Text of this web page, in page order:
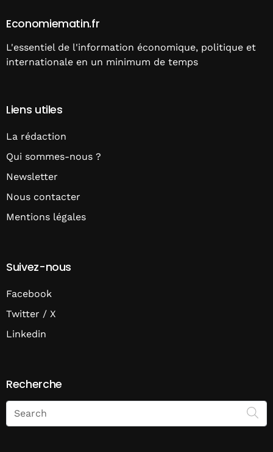
Economiematin.fr
L'essentiel de l'information économique, politique et
internationale en un minimum de temps
Liens utiles
La rédaction
Qui sommes-nous ?
Newsletter
Nous contacter
Mentions légales
Suivez-nous
Facebook
Twitter / X
Linkedin
Recherche
Search
on
Economie